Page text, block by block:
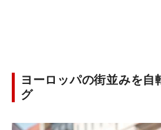
ヨーロッパの街並みを自
グ